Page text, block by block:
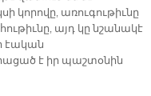
կորովը, առուգութիւնը
այդ կը նշանակէ
էական
է իր պաշտօնին